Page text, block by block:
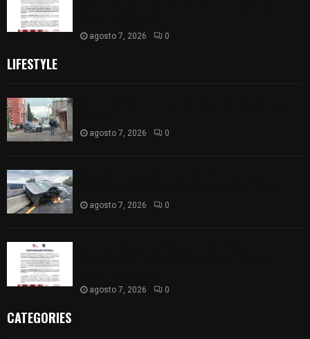
agosto 7, 2026 0
LIFESTYLE
agosto 7, 2026 0
agosto 7, 2026 0
agosto 7, 2026 0
CATEGORIES